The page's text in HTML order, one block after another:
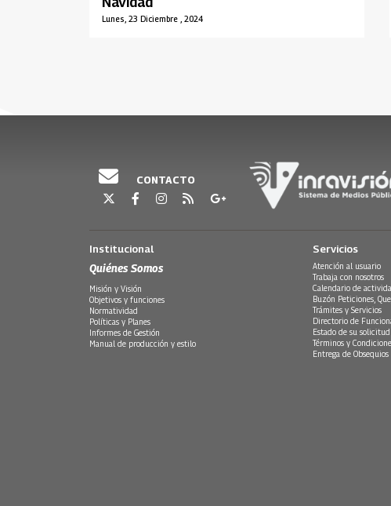
Lunes, 23 Diciembre , 2024
CONTACTO
Institucional
Quiénes Somos
Misión y Visión
Objetivos y funciones
Normatividad
Políticas y Planes
Informes de Gestión
Manual de producción y estilo
Servicios
Atención al usuario
Trabaja con nosotros
Calendario de
Buzón Peticiones,
Trámites y Servicios
Directorio de
Estado de su solicitud
Términos y
Entrega de Obsequios